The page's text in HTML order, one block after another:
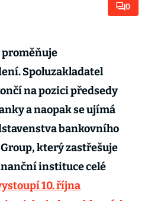
0
proměňuje
Spoluzakladatel
na pozici předsedy
a naopak se ujímá
bankovního
který zastřešuje
instituce celé
10. října